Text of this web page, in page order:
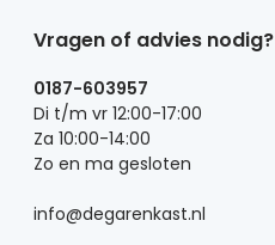
Vragen of advies nodig?
0187-603957
Di t/m vr 12:00-17:00
Za 10:00-14:00
Zo en ma gesloten
info@degarenkast.nl